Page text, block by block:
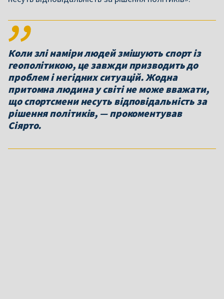
Коли злі наміри людей змішують спорт із
геополітикою, це завжди призводить до
проблем і негідних ситуацій. Жодна
притомна людина у світі не може вважати,
що спортсмени несуть відповідальність за
рішення політиків, — прокоментував
Сіярто.